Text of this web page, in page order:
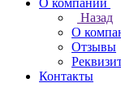
О компании
Назад
О
Отзывы
Контакты